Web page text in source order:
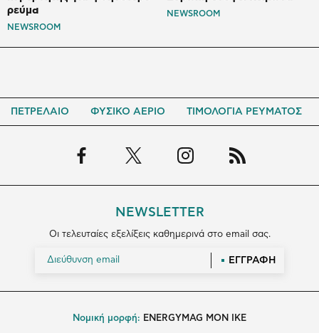
ρεύμα
NEWSROOM
NEWSROOM
ΠΕΤΡΕΛΑΙΟ ΦΥΣΙΚΟ ΑΕΡΙΟ ΤΙΜΟΛΟΓΙΑ ΡΕΥΜΑΤΟΣ
NEWSLETTER
Οι τελευταίες εξελίξεις καθημερινά στο email σας.
ΕΓΓΡΑΦΗ
Νομική μορφή: ENERGYMAG MON IKE